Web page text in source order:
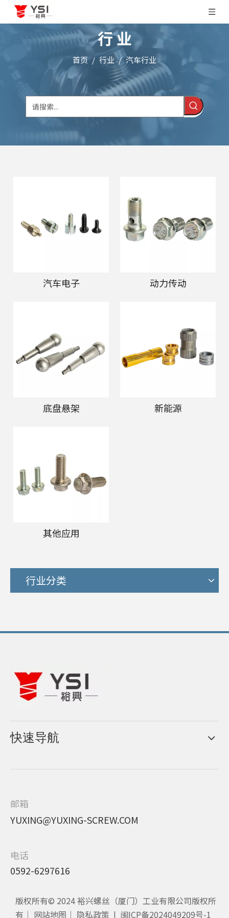
行 业
首页 / 行业 / 汽车行业
汽车电子 动力传动
底盘悬架 新能源
其他应用
行业分类
快速导航
邮箱
YUXING@YUXING-SCREW.COM
电话
0592-6297616
版权所有© 2024 裕兴螺丝（厦门）工业有限公司版权所
有｜ 网站地图 ｜ 隐私政策 | 闽ICP备2024049209号-1